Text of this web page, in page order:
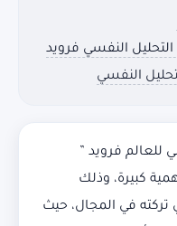
النفسي فرويد
النفسي
للعالم فرويد ”
كبيرة، وذلك
تركته في المجال، حيث